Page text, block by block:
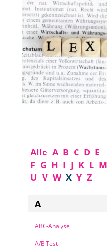
Alle A B C D E
F G H I J K L M
U V W X Y Z
A
ABC-Analyse
A/B Test